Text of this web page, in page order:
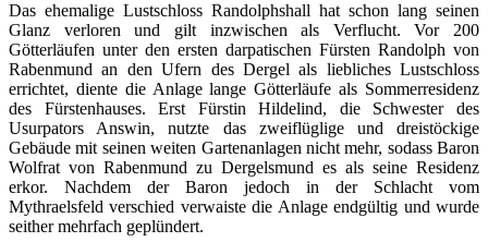
Das ehemalige Lustschloss Randolphshall hat schon lang seinen
Glanz verloren und gilt inzwischen als Verflucht. Vor 200
Götterläufen unter den ersten darpatischen Fürsten Randolph von
Rabenmund an den Ufern des Dergel als liebliches Lustschloss
errichtet, diente die Anlage lange Götterläufe als Sommerresidenz
des Fürstenhauses. Erst Fürstin Hildelind, die Schwester des
Usurpators Answin, nutzte das zweiflüglige und dreistöckige
Gebäude mit seinen weiten Gartenanlagen nicht mehr, sodass Baron
Wolfrat von Rabenmund zu Dergelsmund es als seine Residenz
erkor. Nachdem der Baron jedoch in der Schlacht vom
Mythraelsfeld verschied verwaiste die Anlage endgültig und wurde
seither mehrfach geplündert.